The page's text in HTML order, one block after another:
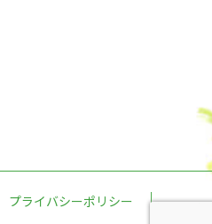
プライバシーポリシー